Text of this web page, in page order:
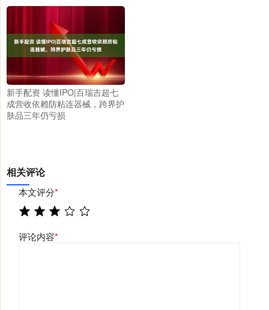
新手配资 读懂IPO|百瑞吉超七
成营收依赖防粘连器械，跨界护
肤品三年仍亏损
相关评论
本文评分*
评论内容*